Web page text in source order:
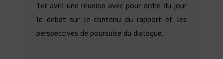
1er avril une réunion avec pour ordre du jour
le débat sur le contenu du rapport et les
perspectives de poursuite du dialogue.